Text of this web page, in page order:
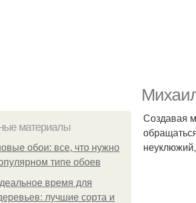
материалы
обои: все, что нужно
типе обоев
время для
лучшие сорта и
Создавая